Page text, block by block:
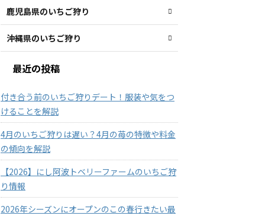
鹿児島県のいちご狩り
沖縄県のいちご狩り
最近の投稿
付き合う前のいちご狩りデート！服装や気をつ
けることを解説
4月のいちご狩りは遅い？4月の苺の特徴や料金
の傾向を解説
【2026】にし阿波トベリーファームのいちご狩
り情報
2026年シーズンにオープンのこの春行きたい最